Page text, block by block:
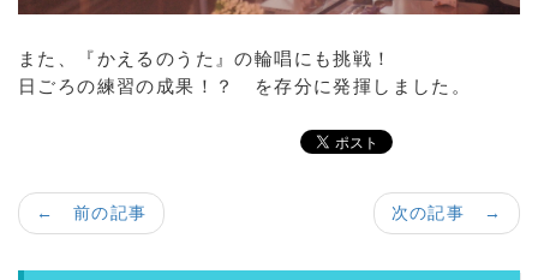
また、『かえるのうた』の輪唱にも挑戦！
日ごろの練習の成果！？ を存分に発揮しました。
次の記事 →
← 前の記事